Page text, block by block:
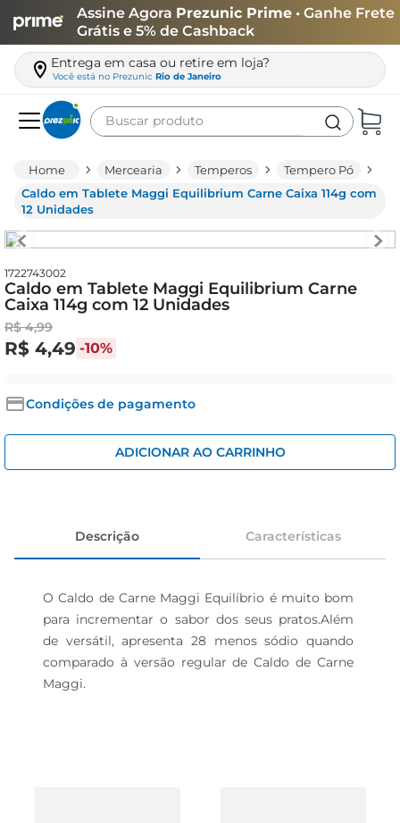
Assine Agora Prezunic Prime • Ganhe Frete
Grátis e 5% de Cashback
Entrega em casa ou retire em loja?
Você está no Prezunic Rio de Janeiro
Buscar produto
Mercearia Temperos
Tempero Pó
Caldo em Tablete Maggi Equilibrium Carne Caixa 114g com
12 Unidades
1722743002
Caldo em Tablete Maggi Equilibrium Carne
Caixa 114g com 12 Unidades
R$ 4,99
R$ 4,49 -10%
Condições de pagamento
ADICIONAR AO CARRINHO
Descrição Características
O Caldo de Carne Maggi Equilíbrio é muito bom
para incrementar o sabor dos seus pratos.Além
de versátil, apresenta 28 menos sódio quando
comparado à versão regular de Caldo de Carne
Maggi.
leite
café
queijo
azeite
biscoito
iogurte
papel higiênico